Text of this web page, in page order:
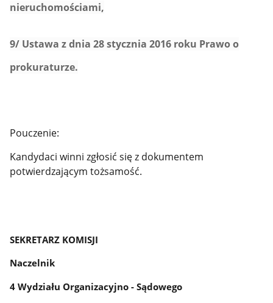
nieruchomościami,
9/ Ustawa z dnia 28 stycznia 2016 roku Prawo o
prokuraturze.
Pouczenie:
Kandydaci winni zgłosić się z dokumentem
potwierdzającym tożsamość.
SEKRETARZ KOMISJI
Naczelnik
4 Wydziału Organizacyjno - Sądowego